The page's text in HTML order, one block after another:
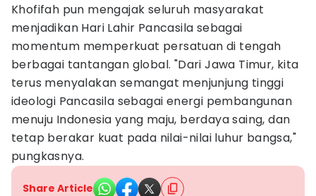
Khofifah pun mengajak seluruh masyarakat
menjadikan Hari Lahir Pancasila sebagai
momentum memperkuat persatuan di tengah
berbagai tantangan global. "Dari Jawa Timur, kita
terus menyalakan semangat menjunjung tinggi
ideologi Pancasila sebagai energi pembangunan
menuju Indonesia yang maju, berdaya saing, dan
tetap berakar kuat pada nilai-nilai luhur bangsa,"
pungkasnya.
Share Article